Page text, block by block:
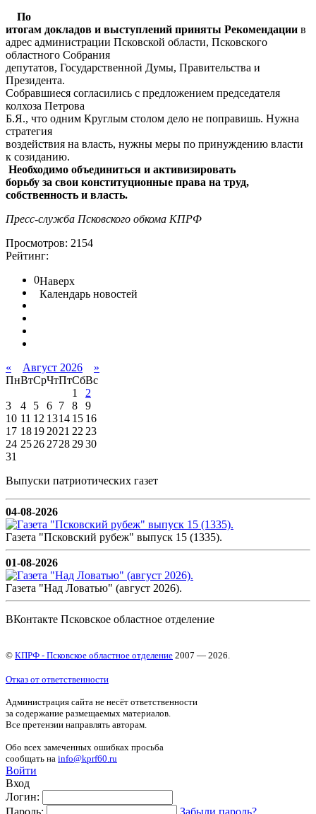
По
итогам докладов и выступлений приняты Рекомендации в
адрес администрации Псковской области, Псковского
областного Собрания
депутатов, Государственной Думы, Правительства и
Президента.
Собравшиеся согласились с предложением председателя
колхоза Петрова
Б.Я., что одним Круглым столом дело не поправишь. Нужна
стратегия
воздействия на власть, нужны меры по принуждению власти
к созиданию.
Необходимо объединиться и активизировать
борьбу за свои конституционные права на труд,
собственность и власть.
Пресс-служба Псковского обкома КПРФ
Просмотров: 2154
Рейтинг:
0Наверх
Календарь новостей
« Август 2026
»
ПнВтСрЧтПтСбВс
1
2
3
4 5 6 7 8
9
10 11 12 1314 15 16
17 18192021 2223
24 252627282930
31
Выпуски патриотических газет
04-08-2026
Газета "Псковский рубеж" выпуск 15 (1335).
01-08-2026
Газета "Над Ловатью" (август 2026).
ВКонтакте Псковское областное отделение
© КПРФ - Псковское областное отделение 2007 — 2026.
Отказ от ответственности
Администрация сайта не несёт ответственности
за содержание размещаемых материалов.
Все претензии направлять авторам.
Обо всех замеченных ошибках просьба
сообщать на info@kprf60.ru
Войти
Вход
Логин: